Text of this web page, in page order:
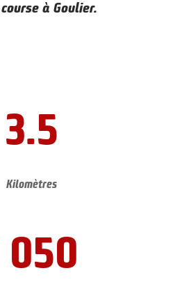
à Goulier.
3.5
Kilomètres
050